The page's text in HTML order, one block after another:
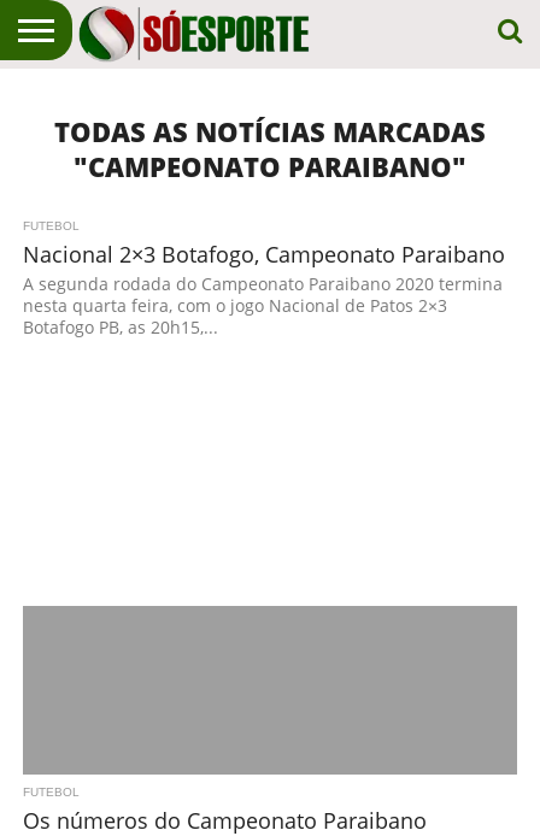
PRIMEIRO
ESPORTE
TODAS AS NOTÍCIAS MARCADAS
"CAMPEONATO PARAIBANO"
FUTEBOL
Nacional 2×3 Botafogo, Campeonato Paraibano
A segunda rodada do Campeonato Paraibano 2020 termina
nesta quarta feira, com o jogo Nacional de Patos 2×3
Botafogo PB, as 20h15,...
FUTEBOL
Os números do Campeonato Paraibano